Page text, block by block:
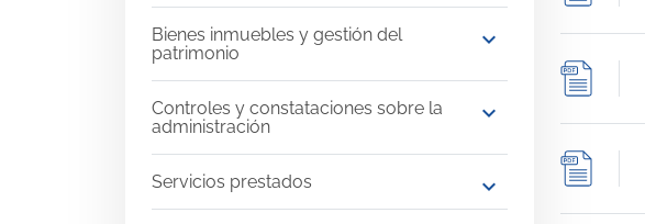
Bienes inmuebles y gestión del
patrimonio
expand_more
Controles y constataciones sobre la
administración
expand_more
Servicios prestados expand_more